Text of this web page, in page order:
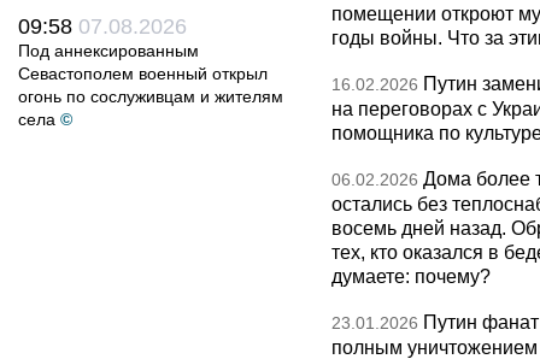
09:58 07.08.2026
Под аннексированным
Севастополем военный открыл
огонь по сослуживцам и жителям
села ©
помещении откроют
годы войны. Что за
16.02.2026 Путин
на переговорах с
помощника по
06.02.2026 Дома более
остались без
восемь дней назад.
тех, кто оказался в
думаете: почему?
23.01.2026 Путин
полным уничтожением